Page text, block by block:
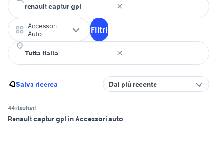
Accessori
Auto
Filtri
Salva ricerca Dal più recente
44 risultati
Renault captur gpl in Accessori auto